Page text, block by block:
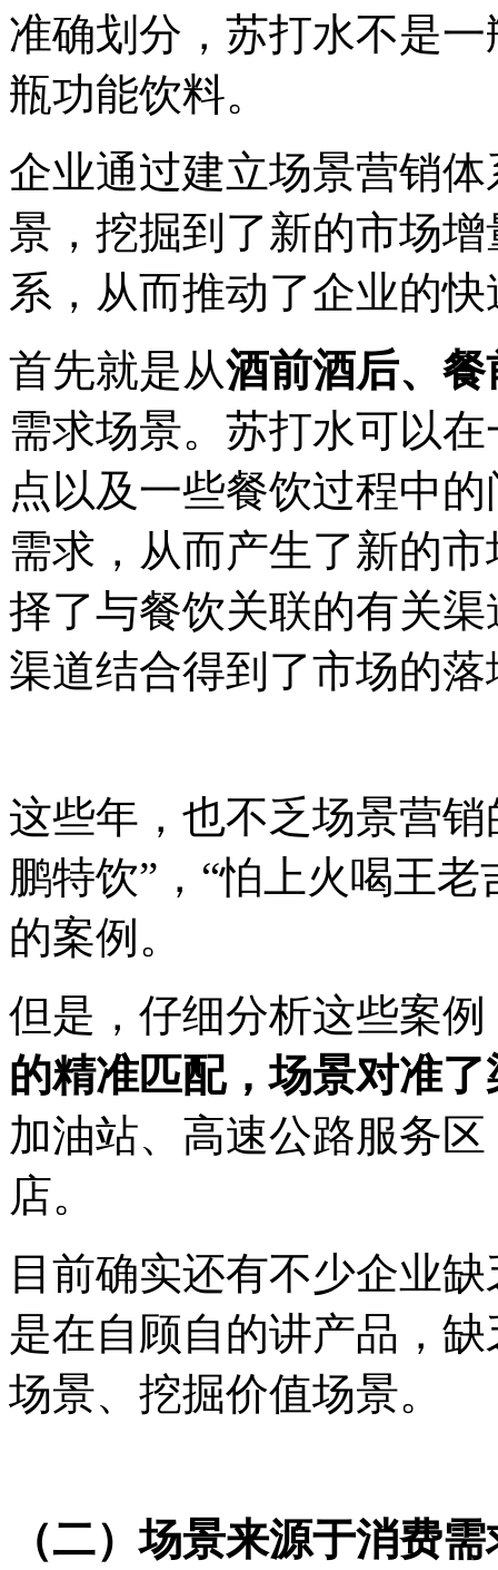
准确划分，苏打水不是
瓶功能饮料。
企业通过建立场景营销
景，挖掘到了新的市场
系，从而推动了企业的
首先就是从酒前酒后、餐
需求场景。苏打水可以
点以及一些餐饮过程中
需求，从而产生了新的
择了与餐饮关联的有关
渠道结合得到了市场的落
这些年，也不乏场景营
鹏特饮”，“怕上火喝王
的案例。
但是，仔细分析这些案
的精准匹配，场景对准了
加油站、高速公路服务
店。
目前确实还有不少企业
是在自顾自的讲产品，
场景、挖掘价值场景。
（二）场景来源于消费